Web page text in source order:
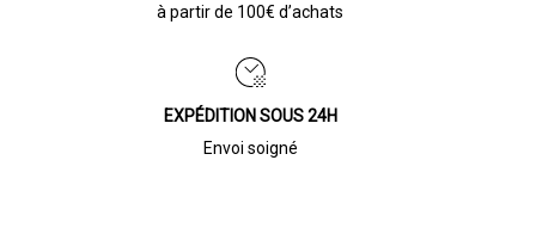
à partir de 100€ d’achats
EXPÉDITION SOUS 24H
Envoi soigné